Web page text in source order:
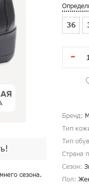
сезона.
36
-
Бренд:
Тип
Тип
Страна
Сезон:
Пол: